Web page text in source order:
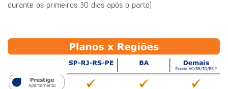
durante os primeiros 30 dias após o parto)